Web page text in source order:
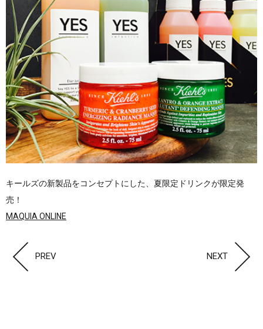
キールズの新製品をコンセプトにした、夏限定ドリンクが限定発
売！
MAQUIA ONLINE
PREV NEXT